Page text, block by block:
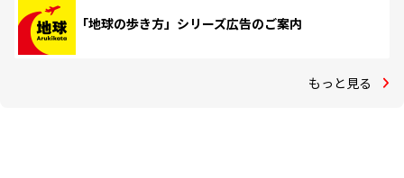
「地球の歩き方」シリーズ広告のご案内
もっと見る